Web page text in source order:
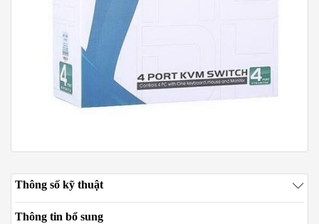
Thông số kỹ thuật
Thông tin bổ sung